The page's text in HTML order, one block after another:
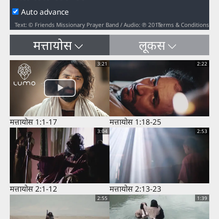
Auto advance
Text: © Friends Missionary Prayer Band / Audio: ℗ 2015 Hosanna / Video: Courtesy of LUMO Project Films
Terms & Conditions
मत्तायोस लूकस
3:21
मत्तायोस 1:1-17
2:22
मत्तायोस 1:18-25
3:04
मत्तायोस 2:1-12
2:53
मत्तायोस 2:13-23
2:55 1:39